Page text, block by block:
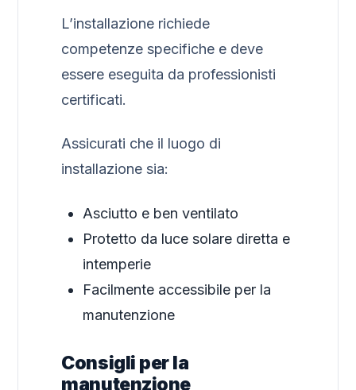
L’installazione richiede
competenze specifiche e deve
essere eseguita da professionisti
certificati.
Assicurati che il luogo di
installazione sia:
Asciutto e ben ventilato
Protetto da luce solare diretta e
intemperie
Facilmente accessibile per la
manutenzione
Consigli per la
manutenzione